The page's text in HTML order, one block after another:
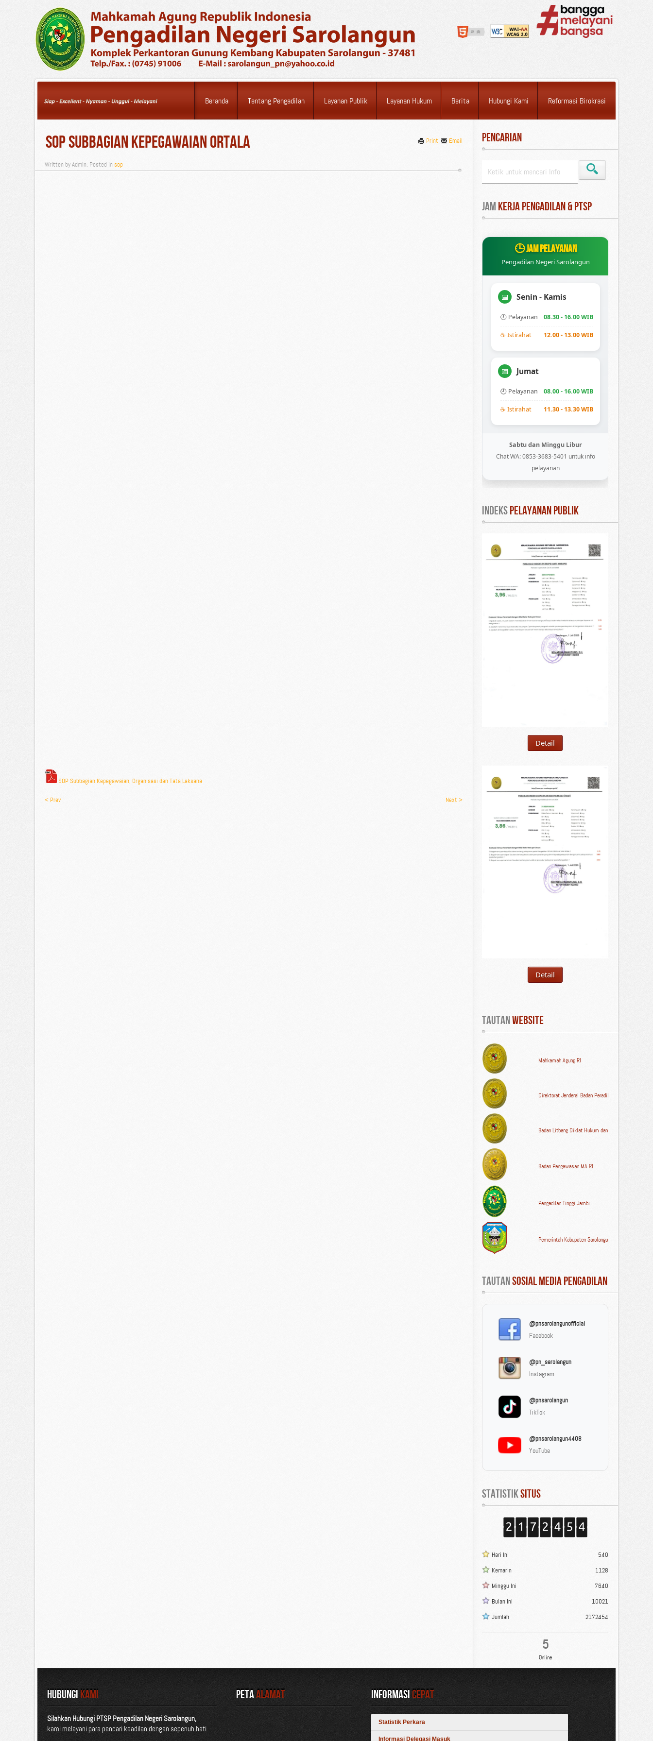
Beranda Tentang Pengadilan Layanan Publik Layanan Hukum Berita Hubungi Kami Reformasi Birokrasi
Email
Print
SOP Subbagian Kepegawaian Ortala
Written by Admin. Posted in sop
SOP Subbagian Kepegawaian, Organisasi dan Tata Laksana
< Prev Next >
Pencarian
Jam Kerja Pengadilan & PTSP
🕒 JAM PELAYANAN
Pengadilan Negeri Sarolangun
📅 Senin - Kamis
🕘 Pelayanan 08.30 - 16.00 WIB
☕ Istirahat 12.00 - 13.00 WIB
📅 Jumat
🕘 Pelayanan 08.00 - 16.00 WIB
☕ Istirahat 11.30 - 13.30 WIB
Sabtu dan Minggu Libur
Chat WA: 0853-3683-5401 untuk info
pelayanan
INDEKS PELAYANAN PUBLIK
Detail
Detail
Tautan WEBSITE
Mahkamah Agung RI
Direktorat Jenderal Badan Peradilan Umum MA RI
Badan Litbang Diklat Hukum dan Peradilan MA RI
Badan Pengawasan MA RI
Pengadilan Tinggi Jambi
Pemerintah Kabupaten Sarolangun
Tautan Sosial Media Pengadilan
@pnsarolangunofficial
Facebook
@pn_sarolangun
Instagram
@pnsarolangun
TikTok
@pnsarolangun4408
YouTube
Statistik Situs
Hari Ini
540
Kemarin
1128
Minggu Ini
7640
Bulan Ini
10021
Jumlah
2172454
5
Online
HUBUNGI KAMI
Silahkan Hubungi PTSP Pengadilan Negeri Sarolangun,
kami melayani para pencari keadilan dengan sepenuh hati.
PetaAlamat InformasiCepat
Statistik Perkara
Informasi Delegasi Masuk